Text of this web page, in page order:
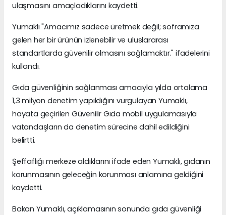
ulaşmasını amaçladıklarını kaydetti.
Yumaklı "Amacımız sadece üretmek değil; soframıza
gelen her bir ürünün izlenebilir ve uluslararası
standartlarda güvenilir olmasını sağlamaktır." ifadelerini
kullandı.
Gıda güvenliğinin sağlanması amacıyla yılda ortalama
1,3 milyon denetim yapıldığını vurgulayan Yumaklı,
hayata geçirilen Güvenilir Gıda mobil uygulamasıyla
vatandaşların da denetim sürecine dahil edildiğini
belirtti.
Şeffaflığı merkeze aldıklarını ifade eden Yumaklı, gıdanın
korunmasının geleceğin korunması anlamına geldiğini
kaydetti.
Bakan Yumaklı, açıklamasının sonunda gıda güvenliği